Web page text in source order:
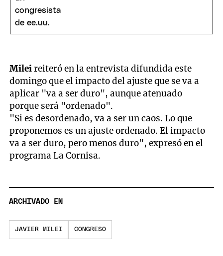
Mileireiteró en la entrevista difundida este
domingo que el impacto del ajuste que se va a
aplicar "va a ser duro", aunque atenuado
porque será "ordenado".
"Si es desordenado, va a ser un caos. Lo que
proponemos es un ajuste ordenado. El impacto
va a ser duro, pero menos duro", expresó en el
programa La Cornisa.
ARCHIVADO EN
JAVIER MILEI CONGRESO